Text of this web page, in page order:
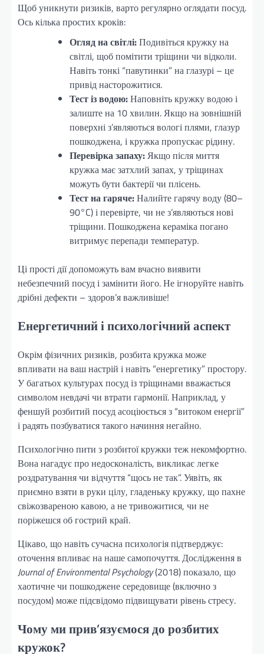
Щоб уникнути ризиків, варто регулярно оглядати посуд.
Ось кілька простих кроків:
Огляд на світлі:Подивіться кружку на
світлі, щоб помітити тріщини чи відколи.
Навіть тонкі “павутинки” на глазурі – це
привід насторожитися.
Тест із водою:Наповніть кружку водою і
залиште на 10 хвилин. Якщо на зовнішній
поверхні з’являються вологі плями, глазур
пошкоджена, і кружка пропускає рідину.
Перевірка запаху:Якщо після миття
кружка має затхлий запах, у тріщинах
можуть бути бактерії чи плісень.
Тест на гаряче:Налийте гарячу воду (80–
90°C) і перевірте, чи не з’являються нові
тріщини. Пошкоджена кераміка погано
витримує перепади температур.
Ці прості дії допоможуть вам вчасно виявити
небезпечний посуд і замінити його. Не ігноруйте навіть
дрібні дефекти – здоров’я важливіше!
Енергетичний і психологічний аспект
Окрім фізичних ризиків, розбита кружка може
впливати на ваш настрій і навіть “енергетику” простору.
У багатьох культурах посуд із тріщинами вважається
символом невдачі чи втрати гармонії. Наприклад, у
феншуй розбитий посуд асоціюється з “витоком енергії”
і радять позбуватися такого начиння негайно.
Психологічно пити з розбитої кружки теж некомфортно.
Вона нагадує про недосконалість, викликає легке
роздратування чи відчуття “щось не так”. Уявіть, як
приємно взяти в руки цілу, гладеньку кружку, що пахне
свіжозвареною кавою, а не тривожитися, чи не
поріжешся об гострий край.
Цікаво, що навіть сучасна психологія підтверджує:
оточення впливає на наше самопочуття. Дослідження в
Journal of Environmental Psychology(2018) показало, що
хаотичне чи пошкоджене середовище (включно з
посудом) може підсвідомо підвищувати рівень стресу.
Чому ми прив’язуємося до розбитих
кружок?